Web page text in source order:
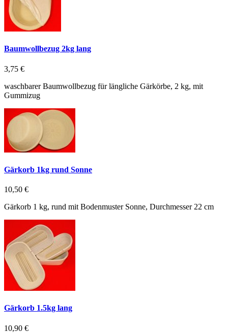
Baumwollbezug 2kg lang
3,75 €
waschbarer Baumwollbezug für längliche Gärkörbe, 2 kg, mit
Gummizug
Gärkorb 1kg rund Sonne
10,50 €
Gärkorb 1 kg, rund mit Bodenmuster Sonne, Durchmesser 22 cm
Gärkorb 1.5kg lang
10,90 €